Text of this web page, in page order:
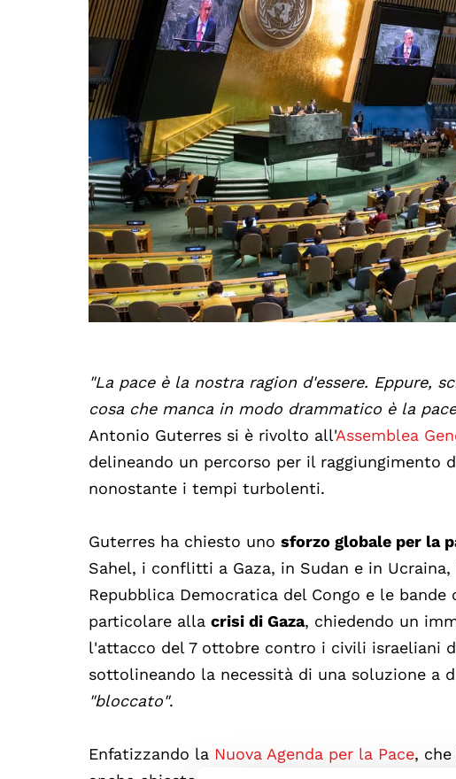
"La pace è la nostra ragion d'essere. Eppure,
cosa che manca in modo drammatico è la
Antonio Guterres si è rivolto all'Assemblea
delineando un percorso per il
nonostante i tempi turbolenti.
Guterres ha chiesto unosforzo globale per la
Sahel, i conflitti a Gaza, in Sudan e in
Repubblica Democratica del Congo e le
particolare allacrisi di Gaza, chiedendo un
l'attacco del 7 ottobre contro i civili israeliani
sottolineando la necessità di una soluzione a
"bloccato".
Enfatizzando la Nuova Agenda per la Pace,